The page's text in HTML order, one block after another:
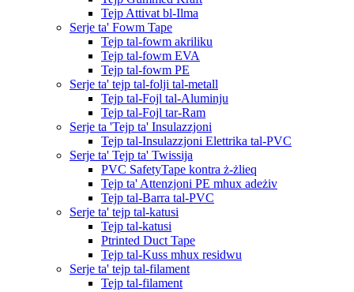
Tejp Attivat bl-Ilma
Serje ta' Fowm Tape
Tejp tal-fowm akriliku
Tejp tal-fowm EVA
Tejp tal-fowm PE
Serje ta' tejp tal-folji tal-metall
Tejp tal-Fojl tal-Aluminju
Tejp tal-Fojl tar-Ram
Serje ta 'Tejp ta' Insulazzjoni
Tejp tal-Insulazzjoni Elettrika tal-PVC
Serje ta' Tejp ta' Twissija
PVC SafetyTape kontra ż-żlieq
Tejp ta' Attenzjoni PE mhux adeżiv
Tejp tal-Barra tal-PVC
Serje ta' tejp tal-katusi
Tejp tal-katusi
Ptrinted Duct Tape
Tejp tal-Kuss mhux residwu
Serje ta' tejp tal-filament
Tejp tal-filament